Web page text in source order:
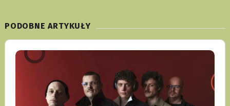
PODOBNE ARTYKUŁY